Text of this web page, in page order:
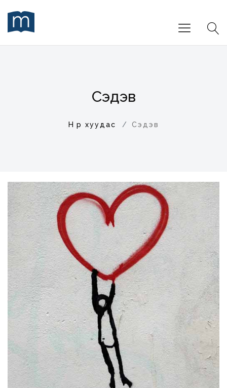
Сэдэв
Нүүр хуудас Сэдэв